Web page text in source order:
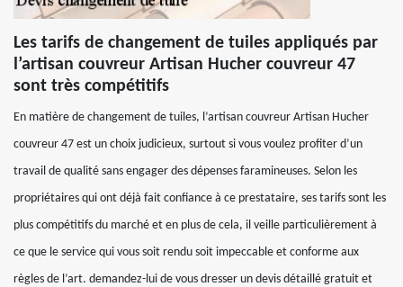
Les tarifs de changement de tuiles appliqués par
l’artisan couvreur Artisan Hucher couvreur 47
sont très compétitifs
En matière de changement de tuiles, l’artisan couvreur Artisan Hucher
couvreur 47 est un choix judicieux, surtout si vous voulez profiter d’un
travail de qualité sans engager des dépenses faramineuses. Selon les
propriétaires qui ont déjà fait confiance à ce prestataire, ses tarifs sont les
plus compétitifs du marché et en plus de cela, il veille particulièrement à
ce que le service qui vous soit rendu soit impeccable et conforme aux
règles de l’art. demandez-lui de vous dresser un devis détaillé gratuit et